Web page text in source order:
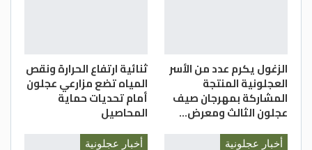
وسريعة .
وكالة عجلون الإخبارية
الزغول يكرم عدد من الأسر
العجلونية المنتجة
المشاركة بمهرجان صيف
عجلون الثالث ومعرض…
ثنائية ارتفاع الحرارة ونقص
المياه تضع مزارعي عجلون
أمام تحديات حماية
المحاصيل
أخبار عجلونية أخبار عجلونية